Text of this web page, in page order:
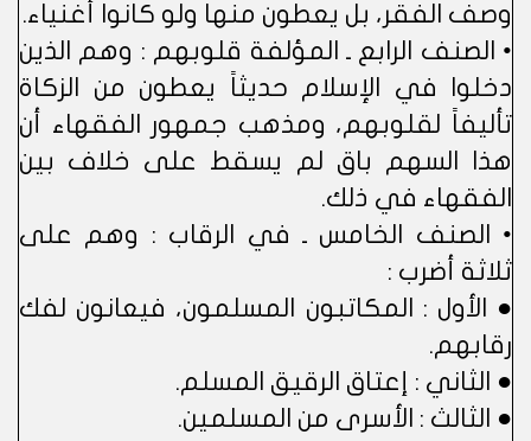
وصف الفقر، بل يعطون منها ولو كانوا أغنياء.
• الصنف الرابع ـ المؤلفة قلوبهم : وهم الذين
دخلوا في الإسلام حديثاً يعطون من الزكاة
تأليفاً لقلوبهم، ومذهب جمهور الفقهاء أن
هذا السهم باق لم يسقط على خلاف بين
الفقهاء في ذلك.
• الصنف الخامس ـ في الرقاب : وهم على
ثلاثة أضرب :
● الأول : المكاتبون المسلمون، فيعانون لفك
رقابهم.
● الثاني : إعتاق الرقيق المسلم.
● الثالث : الأسرى من المسلمين.